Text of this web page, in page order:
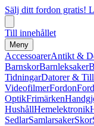
Sälj ditt fordon gratis!
Till innehållet
Meny
AccessoarerAntikt &
BarnskorBarnleksaker
TidningarDatorer &
VideofilmerFordon
OptikFrimärken
HushållHemelektronik
SedlarSamlarsakerSkor